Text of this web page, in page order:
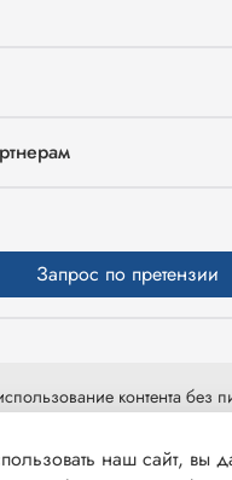
Запрос по претензии
контента без
магазин создан на
наш сайт, вы